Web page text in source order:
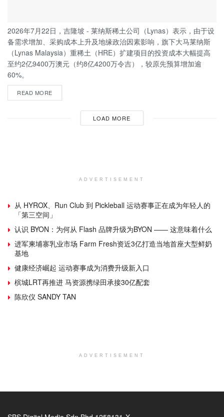
2026年7月22日，吉隆坡 - 莱纳斯稀土公司（Lynas）表示，由于设
备需求增加、采购成本上升及地缘政治因素影响，旗下大马莱纳斯
（Lynas Malaysia）重稀土（HRE）扩建项目的投资成本大幅提高
至约2亿9400万澳元（约8亿4200万令吉），较原先预算增加逾
60%。
READ MORE
LOAD MORE
ADVERTISEMENT
从 HYROX、Run Club 到 Pickleball 运动赛事正在成为年轻人的
「第三空间」
认识 BYON：为何从 Flash 品牌升级为BYON —— 这意味着什么
进军柬埔寨乳业市场 Farm Fresh资近3亿打造当地首座大型鲜奶
基地
健康经济崛起 运动赛事成为消费升级新入口
槟城LRT再推进 马资源携绿田承接30亿配套
陈欣仪 SANDY TAN
ADVERTISEMENT